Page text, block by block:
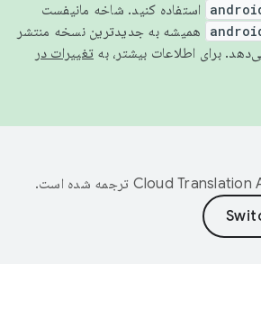
استفاده کنید. شاخه مانیفست
همیشه به جدیدترین نسخه منتشر
تغییرات در
ترجمه شده است.